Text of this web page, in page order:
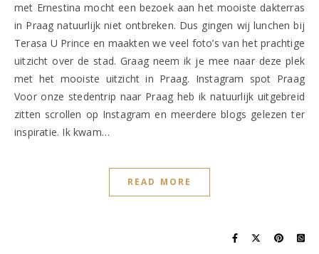
met Ernestina mocht een bezoek aan het mooiste dakterras
in Praag natuurlijk niet ontbreken. Dus gingen wij lunchen bij
Terasa U Prince en maakten we veel foto’s van het prachtige
uitzicht over de stad. Graag neem ik je mee naar deze plek
met het mooiste uitzicht in Praag. Instagram spot Praag
Voor onze stedentrip naar Praag heb ik natuurlijk uitgebreid
zitten scrollen op Instagram en meerdere blogs gelezen ter
inspiratie. Ik kwam…
READ MORE